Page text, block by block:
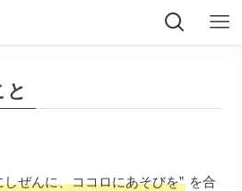
と
しぜんに、ココロにあそびを” を合